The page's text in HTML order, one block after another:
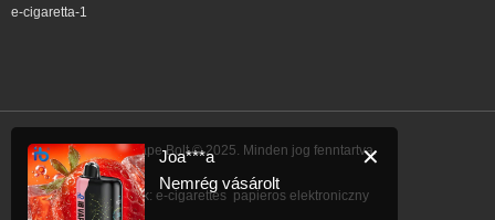
e-cigaretta-1
IBVape Bolt © 2025. Minden jog fenntartva.
Link: e-cigarettes papieros elektroniczny
✕
Joa***a
Nemrég vásárolt